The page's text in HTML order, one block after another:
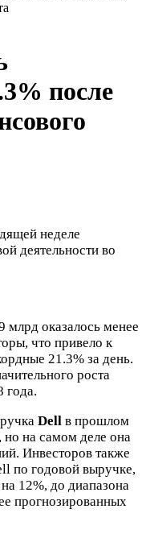
после
неделе
деятельности во
оказалось менее
что привело к
21.3% за день.
роста
года.
Dell в прошлом
но на самом деле она
Инвесторов также
по годовой выручке,
12%, до диапазона
прогнозированных